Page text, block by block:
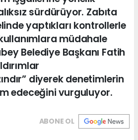
sürdürüyor. Zabıta
yaptıkları kontrollerle
müdahale
Belediye Başkanı Fatih
diyerek denetimlerin
edeceğini vurguluyor.
ABONE OL